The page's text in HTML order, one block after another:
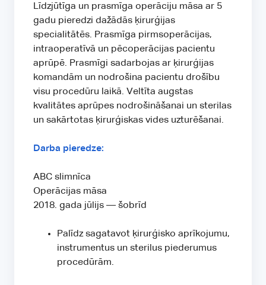
Līdzjūtīga un prasmīga operāciju māsa ar 5
gadu pieredzi dažādās ķirurģijas
specialitātēs. Prasmīga pirmsoperācijas,
intraoperatīvā un pēcoperācijas pacientu
aprūpē. Prasmīgi sadarbojas ar ķirurģijas
komandām un nodrošina pacientu drošību
visu procedūru laikā. Veltīta augstas
kvalitātes aprūpes nodrošināšanai un sterilas
un sakārtotas ķirurģiskas vides uzturēšanai.
Darba pieredze:
ABC slimnīca
Operācijas māsa
2018. gada jūlijs — šobrīd
Palīdz sagatavot ķirurģisko aprīkojumu,
instrumentus un sterilus piederumus
procedūrām.